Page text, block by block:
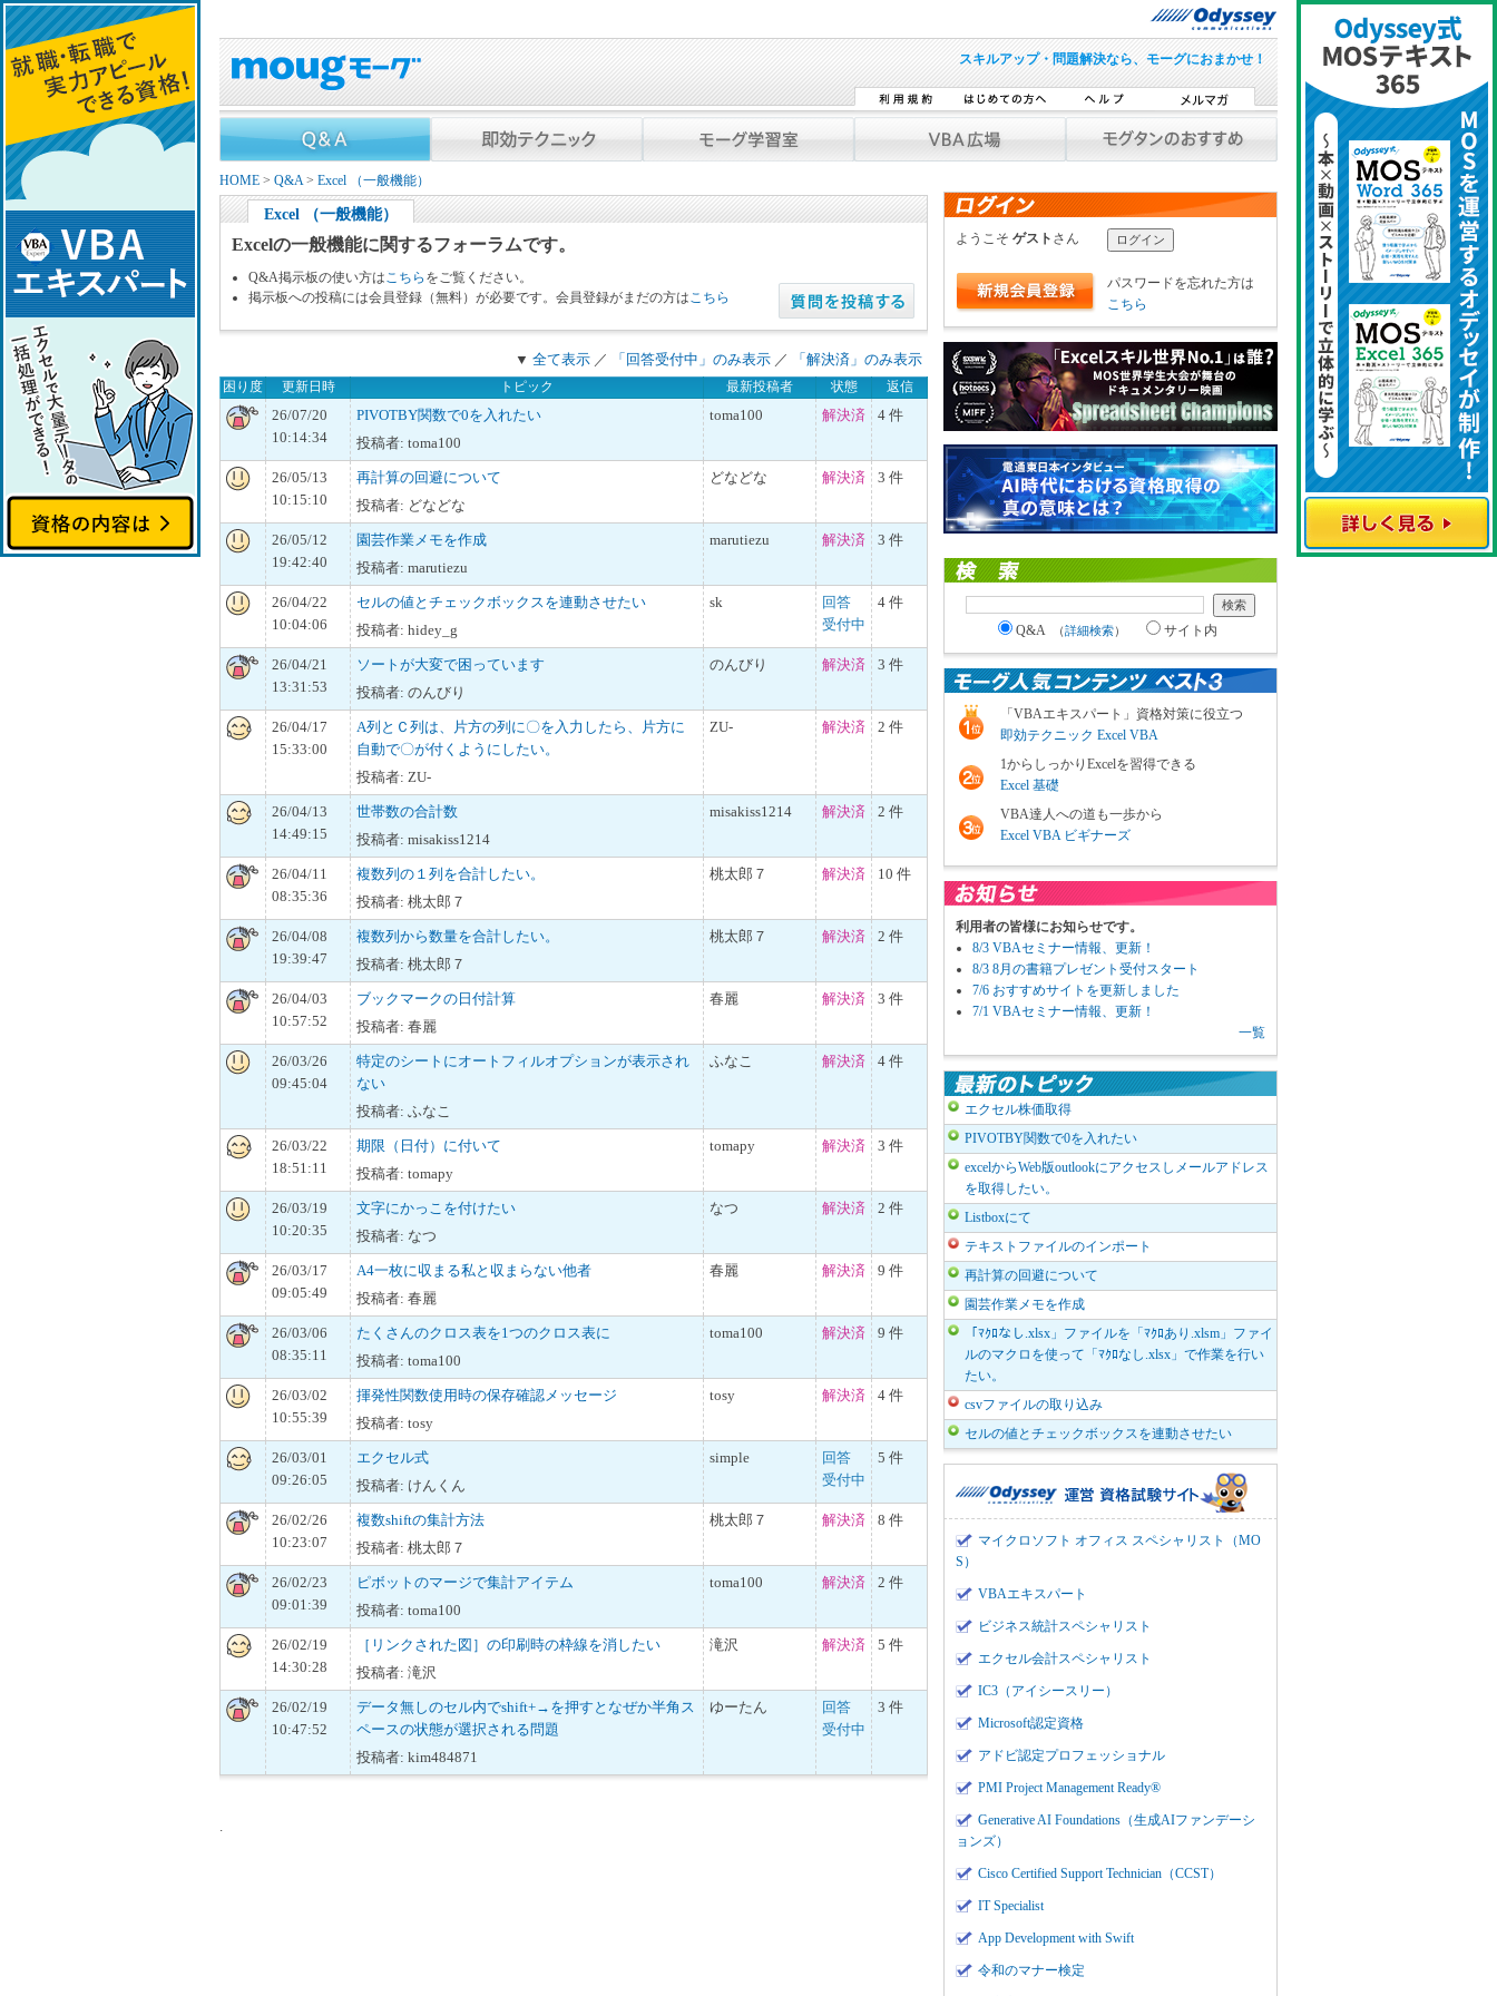
スキルアップ・問題解決なら、モーグにおまかせ！
HOME > Q&A> Excel （一般機能）
Excel （一般機能）
Excelの一般機能に関するフォーラムです。
Q&A掲示板の使い方は こちら をご覧ください。
掲示板への投稿には会員登録（無料）が必要です。会員登録がまだの方は こちら
▼ 全て表示 ／ 「回答受付中」のみ表示 ／ 「解決済」のみ表示
困り度 更新日時 トピック 最新投稿者 状態 返信
26/07/20
10:14:34
PIVOTBY関数で0を入れたい
投稿者: toma100
toma100 解決済 4 件
26/05/13
10:15:10
再計算の回避について
投稿者: どなどな
どなどな 解決済 3 件
26/05/12
19:42:40
園芸作業メモを作成
投稿者: marutiezu
marutiezu 解決済 3 件
26/04/22
10:04:06
セルの値とチェックボックスを連動させたい
投稿者: hidey_g
sk
回答
受付中
4 件
26/04/21
13:31:53
ソートが大変で困っています
投稿者: のんびり
のんびり 解決済 3 件
26/04/17
15:33:00
A列とＣ列は、片方の列に〇を入力したら、片方に
自動で〇が付くようにしたい。
投稿者: ZU-
ZU- 解決済 2 件
26/04/13
14:49:15
世帯数の合計数
投稿者: misakiss1214
misakiss1214 解決済 2 件
26/04/11
08:35:36
複数列の１列を合計したい。
投稿者: 桃太郎７
桃太郎７ 解決済 10 件
26/04/08
19:39:47
複数列から数量を合計したい。
投稿者: 桃太郎７
桃太郎７ 解決済 2 件
26/04/03
10:57:52
ブックマークの日付計算
投稿者: 春麗
春麗 解決済 3 件
26/03/26
09:45:04
特定のシートにオートフィルオプションが表示され
ない
投稿者: ふなこ
ふなこ 解決済 4 件
26/03/22
18:51:11
期限（日付）に付いて
投稿者: tomapy
tomapy 解決済 3 件
26/03/19
10:20:35
文字にかっこを付けたい
投稿者: なつ
なつ 解決済 2 件
26/03/17
09:05:49
A4一枚に収まる私と収まらない他者
投稿者: 春麗
春麗 解決済 9 件
26/03/06
08:35:11
たくさんのクロス表を1つのクロス表に
投稿者: toma100
toma100 解決済 9 件
26/03/02
10:55:39
揮発性関数使用時の保存確認メッセージ
投稿者: tosy
tosy 解決済 4 件
26/03/01
09:26:05
エクセル式
投稿者: けんくん
simple
回答
受付中
5 件
26/02/26
10:23:07
複数shiftの集計方法
投稿者: 桃太郎７
桃太郎７ 解決済 8 件
26/02/23
09:01:39
ピボットのマージで集計アイテム
投稿者: toma100
toma100 解決済 2 件
26/02/19
14:30:28
［リンクされた図］の印刷時の枠線を消したい
投稿者: 滝沢
滝沢 解決済 5 件
26/02/19
10:47:52
データ無しのセル内でshift+→を押すとなぜか半角ス
ペースの状態が選択される問題
投稿者: kim484871
ゆーたん
回答
受付中
3 件
ようこそ ゲスト さん
パスワードを忘れた方は
こちら
Q&A （詳細検索） サイト内
「VBAエキスパート」資格対策に役立つ
即効テクニック Excel VBA
1からしっかりExcelを習得できる
Excel 基礎
VBA達人への道も一歩から
Excel VBA ビギナーズ
利用者の皆様にお知らせです。
8/3 VBAセミナー情報、更新！
8/3 8月の書籍プレゼント受付スタート
7/6 おすすめサイトを更新しました
7/1 VBAセミナー情報、更新！
一覧
エクセル株価取得
PIVOTBY関数で0を入れたい
excelからWeb版outlookにアクセスしメールアドレス
を取得したい。
Listboxにて
テキストファイルのインポート
再計算の回避について
園芸作業メモを作成
「ﾏｸﾛなし.xlsx」ファイルを「ﾏｸﾛあり.xlsm」ファイ
ルのマクロを使って「ﾏｸﾛなし.xlsx」で作業を行い
たい。
csvファイルの取り込み
セルの値とチェックボックスを連動させたい
マイクロソフト オフィス スペシャリスト（MO
S）
VBAエキスパート
ビジネス統計スペシャリスト
エクセル会計スペシャリスト
IC3（アイシースリー）
Microsoft認定資格
アドビ認定プロフェッショナル
PMI Project Management Ready®
Generative AI Foundations（生成AIファンデーシ
ョンズ）
Cisco Certified Support Technician（CCST）
IT Specialist
App Development with Swift
令和のマナー検定